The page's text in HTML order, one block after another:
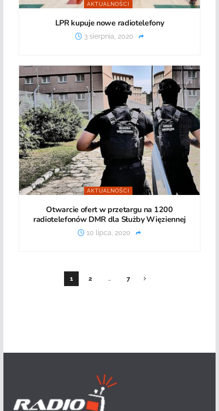
AKTUALNOŚCI
LPR kupuje nowe radiotelefony
3 sierpnia, 2020
AKTUALNOŚCI
Otwarcie ofert w przetargu na 1200
radiotelefonów DMR dla Służby Więziennej
10 lipca, 2020
1 2 … 7